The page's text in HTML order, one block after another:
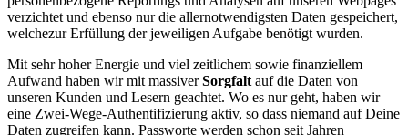
verzichtet und ebenso nur die allernotwendigsten Daten gespeichert,
welchezur Erfüllung der jeweiligen Aufgabe benötigt wurden.
Mit sehr hoher Energie und viel zeitlichem sowie finanziellem
Aufwand haben wir mit massiverSorgfalt auf die Daten von
unseren Kunden und Lesern geachtet. Wo es nur geht, haben wir
eine Zwei-Wege-Authentifizierung aktiv, so dass niemand auf Deine
Daten zugreifen kann. Passworte werden schon seit Jahren